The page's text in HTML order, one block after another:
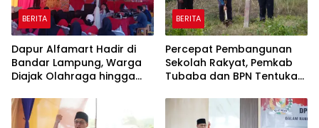
BERITA
Dapur Alfamart Hadir di
Bandar Lampung, Warga
Diajak Olahraga hingga
BERITA
Percepat Pembangunan
Sekolah Rakyat, Pemkab
Tubaba dan BPN Tentukan